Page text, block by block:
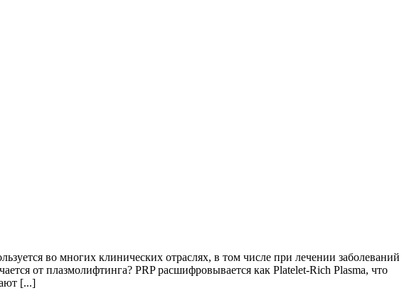
во многих клинических отраслях, в том числе при лечении заболеваний
от плазмолифтинга? PRP расшифровывается как Platelet-Rich Plasma, что
[...]